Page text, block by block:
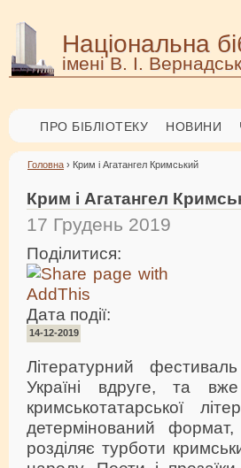
Національна
імені В. І.
ПРО БІБЛІОТЕКУ НОВИНИ
Головна › Крим і Агатангел Кримський
Крим і Агатангел
17 Грудень 2019
Поділитися:
Дата події:
14-12-2019
Літературний
Україні вдруге, та
кримськотатарської
детермінований
розділяє турботи